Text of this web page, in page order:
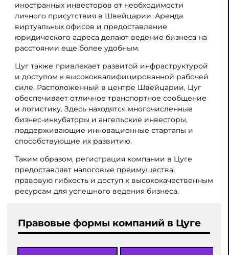
иностранных инвесторов от необходимости
личного присутствия в Швейцарии. Аренда
виртуальных офисов и предоставление
юридического адреса делают ведение бизнеса на
расстоянии еще более удобным.
Цуг также привлекает развитой инфраструктурой
и доступом к высококвалифицированной рабочей
силе. Расположенный в центре Швейцарии, Цуг
обеспечивает отличное транспортное сообщение
и логистику. Здесь находятся многочисленные
бизнес-инкубаторы и ангельские инвесторы,
поддерживающие инновационные стартапы и
способствующие их развитию.
Таким образом, регистрация компании в Цуге
предоставляет налоговые преимущества,
правовую гибкость и доступ к высококачественным
ресурсам для успешного ведения бизнеса.
Правовые формы компаний в Цуге